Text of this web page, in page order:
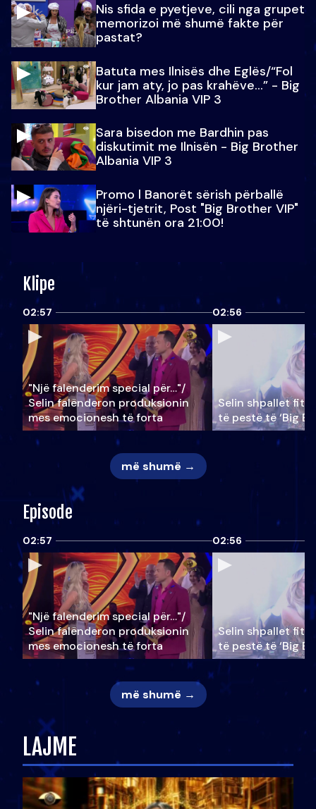
Nis sfida e pyetjeve, cili nga grupet
memorizoi më shumë fakte për
pastat?
Batuta mes Ilnisës dhe Eglës/“Fol
kur jam aty, jo pas krahëve…” - Big
Brother Albania VIP 3
Sara bisedon me Bardhin pas
diskutimit me Ilnisën - Big Brother
Albania VIP 3
Promo l Banorët sërish përballë
njëri-tjetrit, Post "Big Brother VIP"
të shtunën ora 21:00!
Klipe
02:57
"Një falenderim special për…"/
Selin falënderon produksionin
mes emocionesh të forta
02:56
Selin shpallet
të pestë të ‘Big
më shumë →
Episode
02:57
"Një falenderim special për…"/
Selin falënderon produksionin
mes emocionesh të forta
02:56
Selin shpallet
të pestë të ‘Big
më shumë →
LAJME